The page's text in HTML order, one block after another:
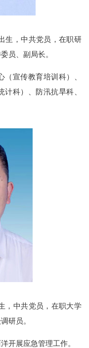
生，中共党员，在职研
员、副局长。
（宣传教育培训科）、
科）、防汛抗旱科、
，中共党员，在职大学
研员。
开展应急管理工作。